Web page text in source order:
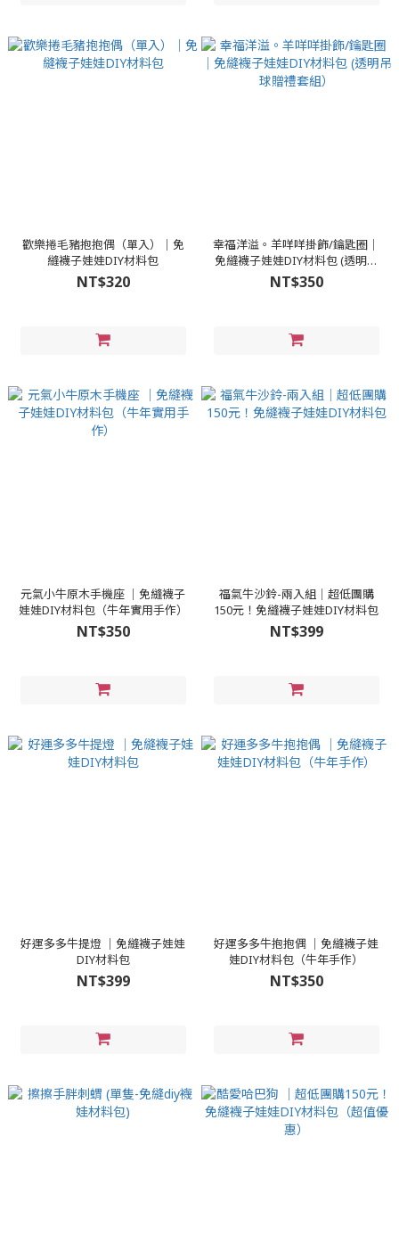
歡樂捲毛豬抱抱偶（單入）│免
縫襪子娃娃DIY材料包
NT$320
幸福洋溢。羊咩咩掛飾/鑰匙圈│
免縫襪子娃娃DIY材料包 (透明吊
球贈禮套組）
NT$350
元氣小牛原木手機座 │免縫襪子
娃娃DIY材料包（牛年實用手作）
NT$350
福氣牛沙鈴-兩入組│超低團購
150元！免縫襪子娃娃DIY材料包
NT$399
好運多多牛提燈 │免縫襪子娃娃
DIY材料包
NT$399
好運多多牛抱抱偶 │免縫襪子娃
娃DIY材料包（牛年手作）
NT$350